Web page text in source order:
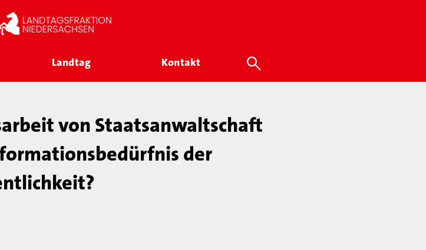
Landtag Kontakt
von Staatsanwaltschaft
der